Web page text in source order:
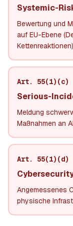
Systemic-
Bewertung und
auf EU-Ebene
Art. 55(1)(c)
Serious-
Meldung
Maßnahmen an
Art. 55(1)(d)
Angemessenes
physische